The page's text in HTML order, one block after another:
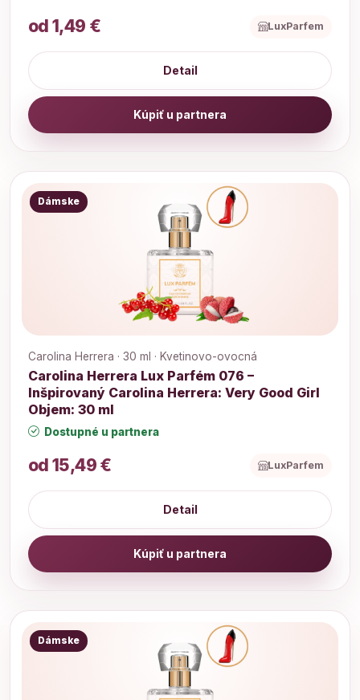
od 1,49 € LuxParfem
Detail
Kúpiť u partnera
Dámske
Carolina Herrera · 30 ml · Kvetinovo-ovocná
Carolina Herrera Lux Parfém 076 –
Inšpirovaný Carolina Herrera: Very Good Girl
Objem: 30 ml
Dostupné u partnera
od 15,49 € LuxParfem
Detail
Kúpiť u partnera
Dámske